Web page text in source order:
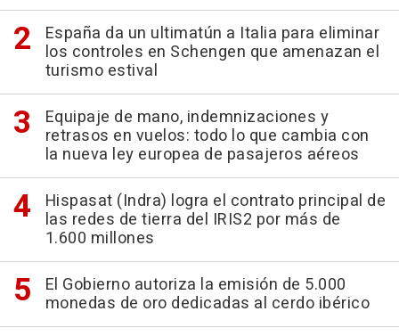
España da un ultimatún a Italia para eliminar
los controles en Schengen que amenazan el
turismo estival
Equipaje de mano, indemnizaciones y
retrasos en vuelos: todo lo que cambia con
la nueva ley europea de pasajeros aéreos
Hispasat (Indra) logra el contrato principal de
las redes de tierra del IRIS2 por más de
1.600 millones
El Gobierno autoriza la emisión de 5.000
monedas de oro dedicadas al cerdo ibérico